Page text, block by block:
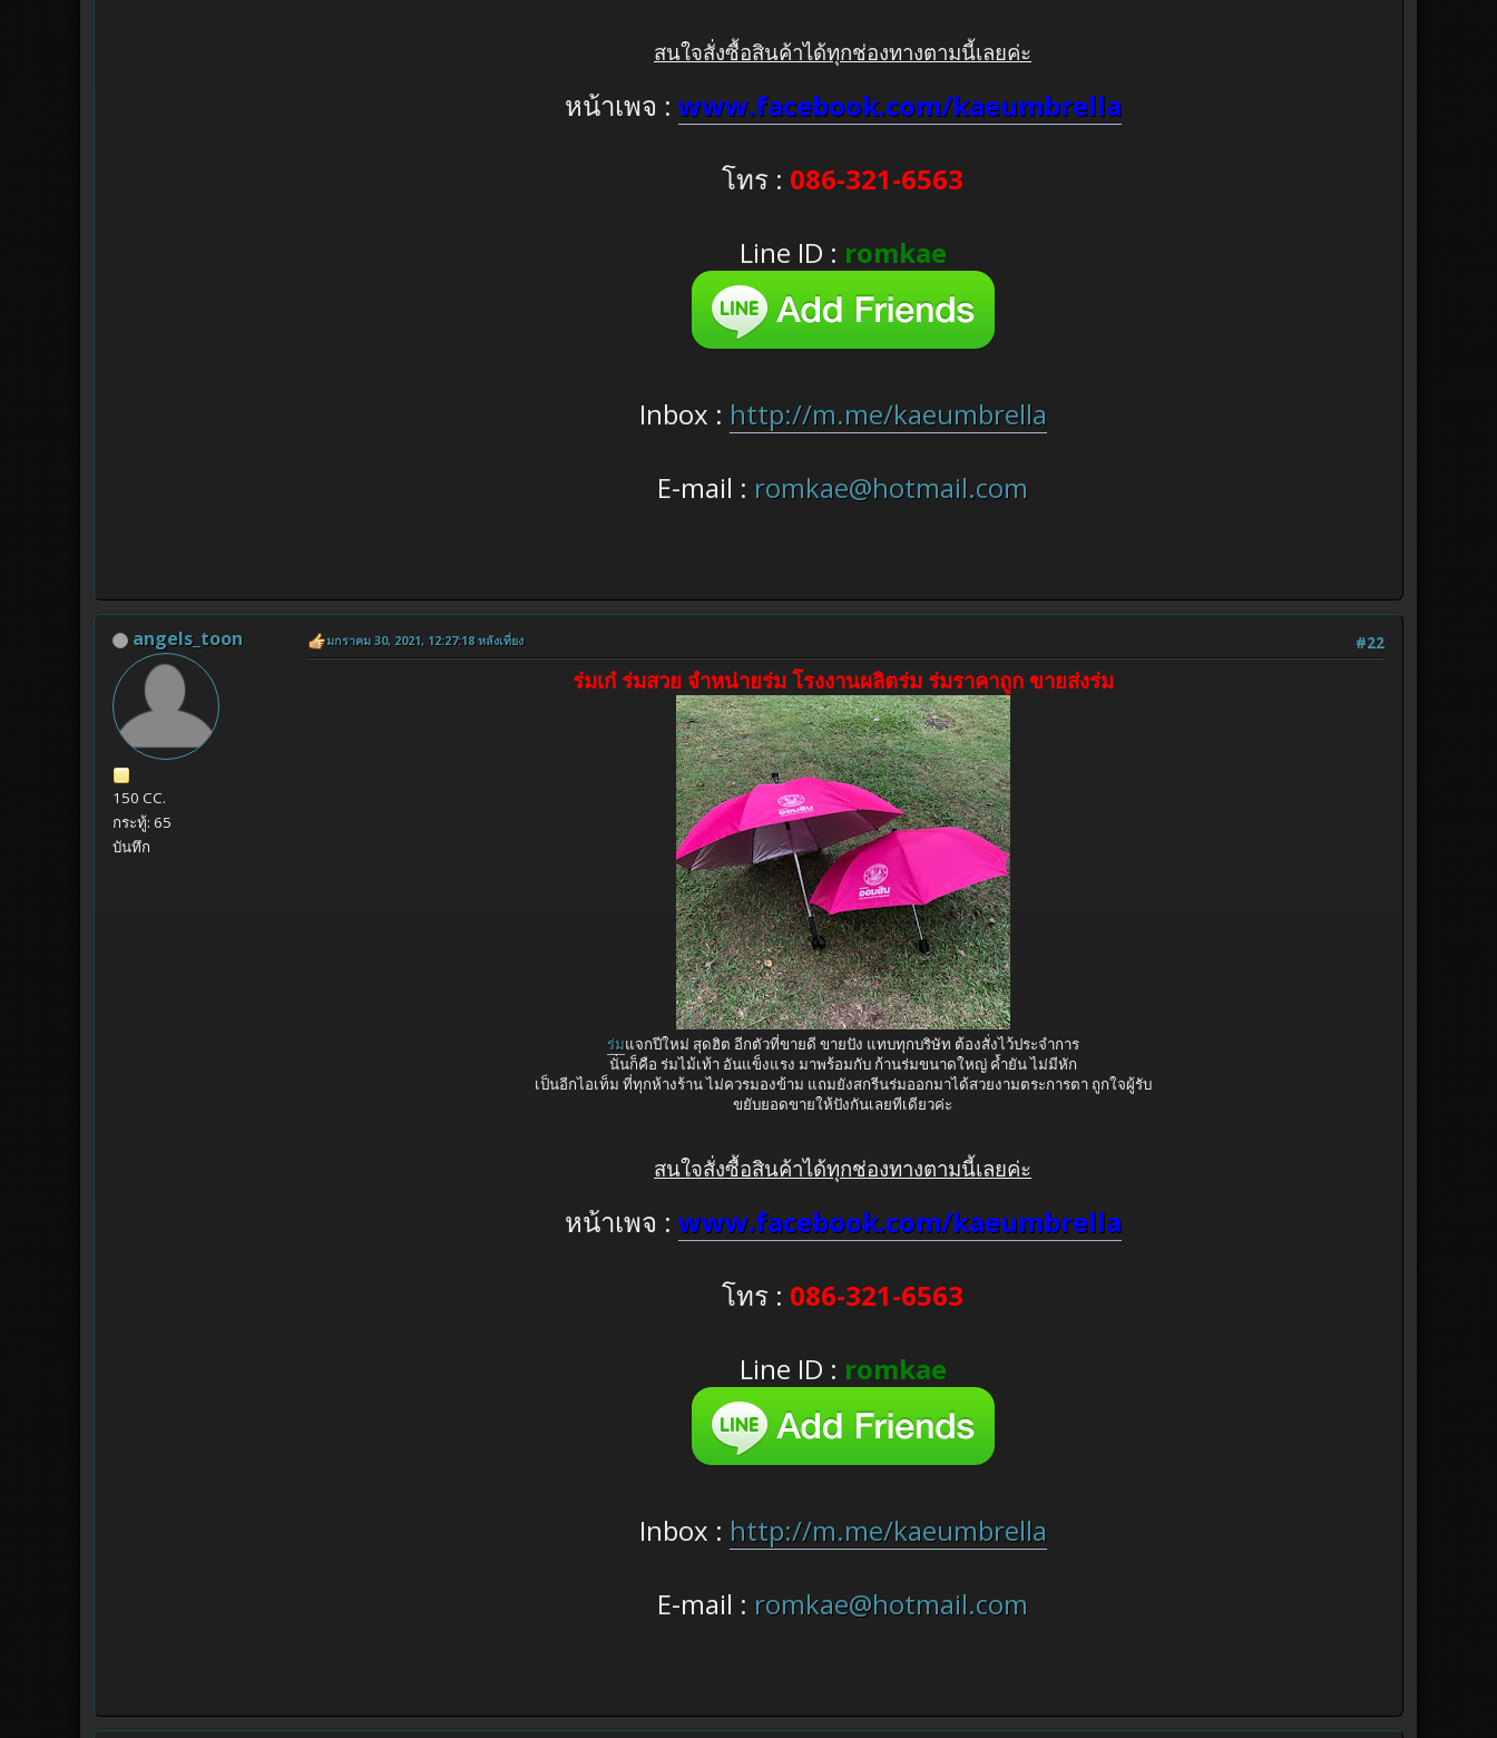
สนใจสั่งซื้อสินค้าได้ทุกช่องทางตามนี้เลยค่ะ
หน้าเพจ : www.facebook.com/kaeumbrella
โทร : 086-321-6563
Line ID : romkae
Inbox : http://m.me/kaeumbrella
E-mail : romkae@hotmail.com
angels_toon
150 CC.
กระทู้: 65
บันทึก
#22
มกราคม 30, 2021, 12:27:18 หลังเที่ยง
ร่มเก๋ ร่มสวย จำหน่ายร่ม โรงงานผลิตร่ม ร่มราคาถูก ขายส่งร่ม
ร่มแจกปีใหม่ สุดฮิต อีกตัวที่ขายดี ขายปัง แทบทุกบริษัท ต้องสั่งไว้ประจำการ
นั่นก็คือ ร่มไม้เท้า อันแข็งแรง มาพร้อมกับ ก้านร่มขนาดใหญ่ ค้ำยัน ไม่มีหัก
เป็นอีกไอเท็ม ที่ทุกห้างร้าน ไม่ควรมองข้าม แถมยังสกรีนร่มออกมาได้สวยงามตระการตา ถูกใจผู้รับ
ขยับยอดขายให้ปังกันเลยทีเดียวค่ะ
สนใจสั่งซื้อสินค้าได้ทุกช่องทางตามนี้เลยค่ะ
หน้าเพจ : www.facebook.com/kaeumbrella
โทร : 086-321-6563
Line ID : romkae
Inbox : http://m.me/kaeumbrella
E-mail : romkae@hotmail.com